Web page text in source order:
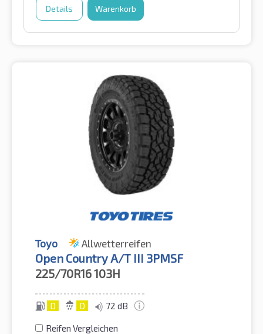
Details Warenkorb
Toyo Allwetterreifen
Open Country A/T III 3PMSF
225/70R16103H
D D 72 dB
Reifen Vergleichen